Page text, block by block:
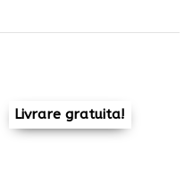
Livrare gratuita!